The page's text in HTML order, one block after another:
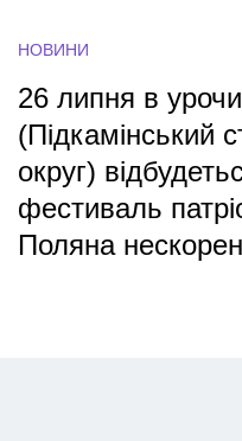
НОВИНИ
26 липня в
(Підкамінський
округ)
фестиваль
Поляна